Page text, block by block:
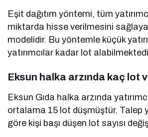
Eşit dağıtım yöntemi, tüm
miktarda hisse verilmesini
modelidir. Bu yöntemle küçük
yatırımcılar kadar lot
Eksun halka arzında kaç lot
Eksun Gıda halka arzında
ortalama 15 lot düşmüştür. Talep
göre kişi başı düşen lot sayısı